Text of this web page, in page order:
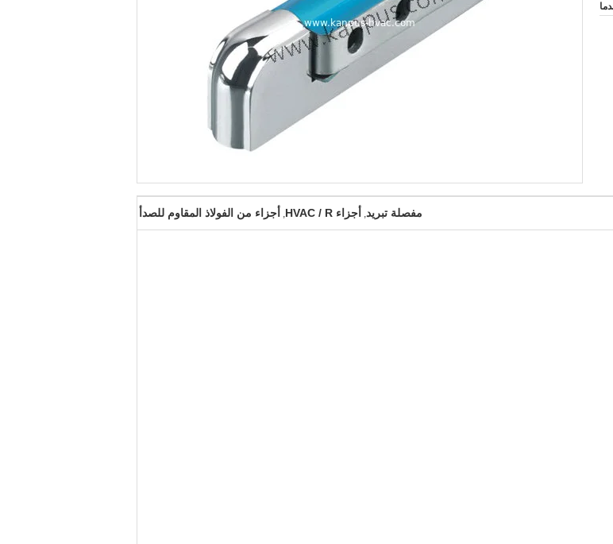
مفصلة تبريد, أجزاء HVAC / R , أجزاء من الفولاذ المقاوم للصدأ